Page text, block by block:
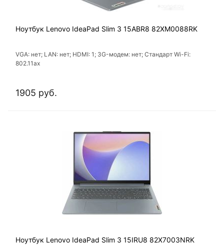
Ноутбук Lenovo IdeaPad Slim 3 15ABR8 82XM0088RK
VGA: нет; LAN: нет; HDMI: 1; 3G-модем: нет; Стандарт Wi-Fi:
802.11ах
1905 руб.
Ноутбук Lenovo IdeaPad Slim 3 15IRU8 82X7003NRK